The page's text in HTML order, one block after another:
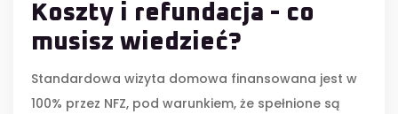
Koszty i refundacja - co
musisz wiedzieć?
Standardowa wizyta domowa finansowana jest w
100% przez NFZ, pod warunkiem, że spełnione są